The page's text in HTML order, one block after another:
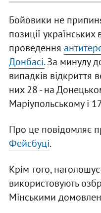
Бойовики не
позиції українських
проведення
Донбасі.За минулу
випадків відкриття
них 28 - на
Маріупольському і
Про це повідомляє
Фейсбуці.
Крім того,
використовують
Мінськими